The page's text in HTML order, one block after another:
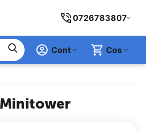
0726783807
Cos
Cont
Minitower